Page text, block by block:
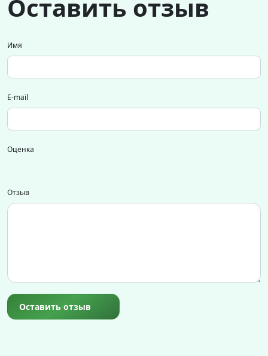
Оставить отзыв
Имя
E-mail
Оценка
Отзыв
Оставить отзыв